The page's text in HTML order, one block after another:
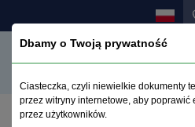
Dbamy o Twoją prywatność
Ciasteczka, czyli niewielkie dokumenty
przez witryny internetowe, aby poprawić
przez użytkowników.